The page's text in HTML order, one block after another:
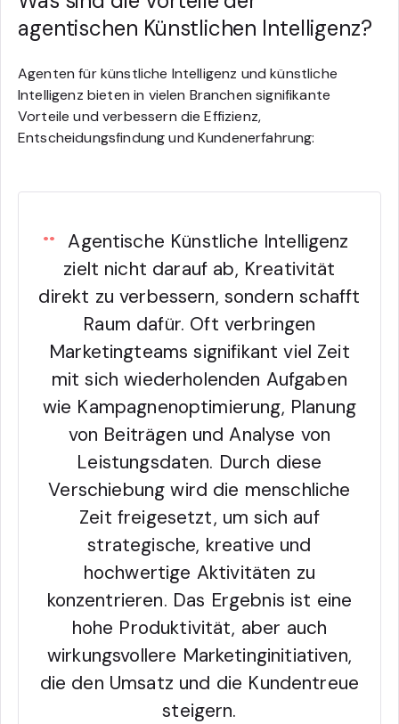
agentischen Künstlichen Intelligenz?
Agenten für künstliche Intelligenz und künstliche
Intelligenz bieten in vielen Branchen signifikante
Vorteile und verbessern die Effizienz,
Entscheidungsfindung und Kundenerfahrung:
Agentische Künstliche Intelligenz
zielt nicht darauf ab, Kreativität
direkt zu verbessern, sondern schafft
Raum dafür. Oft verbringen
Marketingteams signifikant viel Zeit
mit sich wiederholenden Aufgaben
wie Kampagnenoptimierung, Planung
von Beiträgen und Analyse von
Leistungsdaten. Durch diese
Verschiebung wird die menschliche
Zeit freigesetzt, um sich auf
strategische, kreative und
hochwertige Aktivitäten zu
konzentrieren. Das Ergebnis ist eine
hohe Produktivität, aber auch
wirkungsvollere Marketinginitiativen,
die den Umsatz und die Kundentreue
steigern.